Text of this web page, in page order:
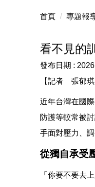
首頁 專題報
看不見的
發布日期 :
【記者 張郁琪
近年台灣在國
防護等較常被
手面對壓力、
從獨自承受
「你要不要去